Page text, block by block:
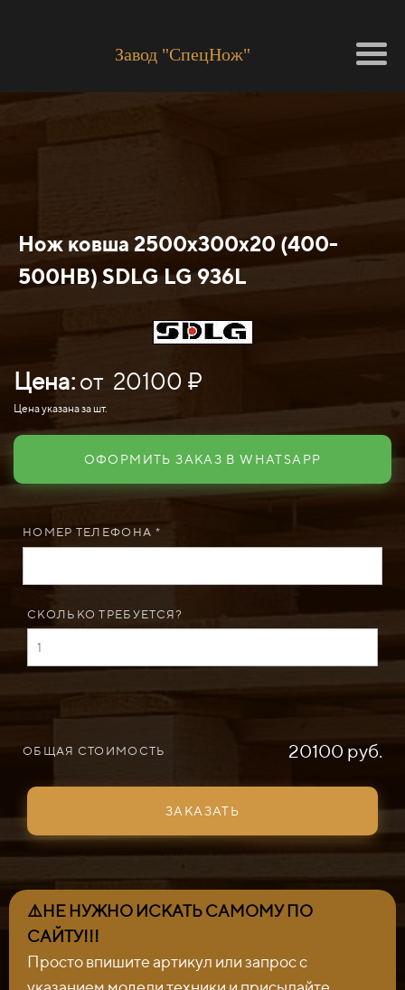
Завод "СпецНож"
Нож ковша 2500x300x20 (400-
500HB) SDLG LG 936L
Цена:от 20100 ₽
Цена указана за шт.
ОФОРМИТЬ ЗАКАЗ В WHATSAPP
НОМЕР ТЕЛЕФОНА *
СКОЛЬКО ТРЕБУЕТСЯ?
ОБЩАЯ СТОИМОСТЬ 20100 руб.
ЗАКАЗАТЬ
⚠️НЕ НУЖНО ИСКАТЬ САМОМУ ПО
САЙТУ!!!
Просто впишите артикул или запрос с